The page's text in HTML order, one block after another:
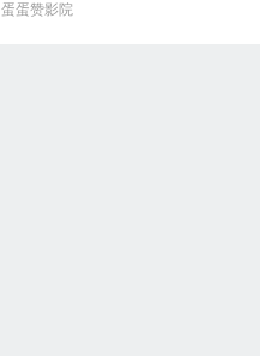
蛋蛋赞影院